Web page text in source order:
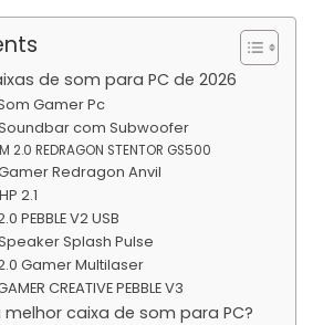
de som para PC de 2026
Gamer Pc
com Subwoofer
2.0 REDRAGON STENTOR GS500
Redragon Anvil
2.1
PEBBLE V2 USB
Splash Pulse
Gamer Multilaser
CREATIVE PEBBLE V3
caixa de som para PC?